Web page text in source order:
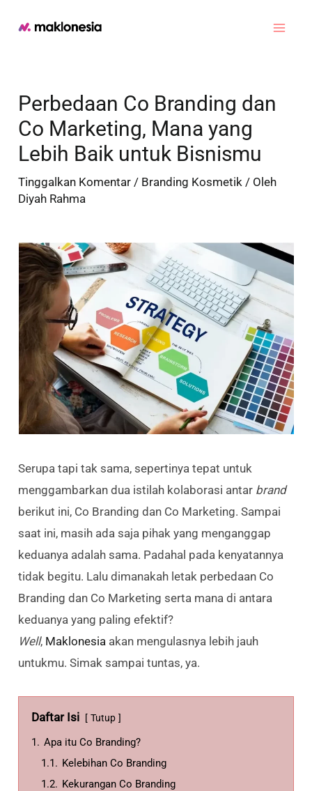
Perbedaan Co Branding dan
Co Marketing, Mana yang
Lebih Baik untuk Bisnismu
Tinggalkan Komentar / Branding Kosmetik / Oleh
Diyah Rahma
Serupa tapi tak sama, sepertinya tepat untuk
menggambarkan dua istilah kolaborasi antar brand
berikut ini, Co Branding dan Co Marketing. Sampai
saat ini, masih ada saja pihak yang menganggap
keduanya adalah sama. Padahal pada kenyatannya
tidak begitu. Lalu dimanakah letak perbedaan Co
Branding dan Co Marketing serta mana di antara
keduanya yang paling efektif?
Well, Maklonesia akan mengulasnya lebih jauh
untukmu. Simak sampai tuntas, ya.
Daftar Isi Tutup
1. Apa itu Co Branding?
1.1. Kelebihan Co Branding
1.2. Kekurangan Co Branding